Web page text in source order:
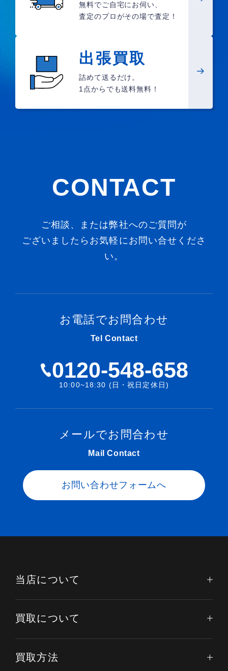
無料でご自宅にお伺い、
査定のプロがその場で査定！
出張買取
詰めて送るだけ。
1点からでも送料無料！
CONTACT
ご相談、または弊社へのご質問が
ございましたらお気軽にお問い合せくださ
い。
お電話でお問合わせ
Tel Contact
0120-548-658
10:00~18:30 (日・祝日定休日)
メールでお問合わせ
Mail Contact
お問い合わせフォームへ
当店について
買取について
買取方法